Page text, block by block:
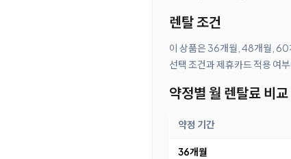
렌탈 조건
이 상품은 36개월, 48개월, 60
선택 조건과 제휴카드 적용 여
약정별 월 렌탈료 비교
약정 기간
36개월